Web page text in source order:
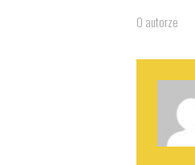
O autorze